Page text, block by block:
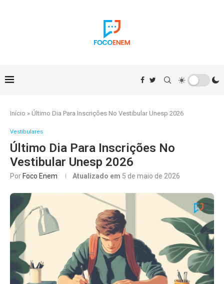
Início » Último Dia Para Inscrições No Vestibular Unesp 2026
Vestibulares
Último Dia Para Inscrições No
Vestibular Unesp 2026
Por Foco Enem Atualizado em 5 de maio de 2026